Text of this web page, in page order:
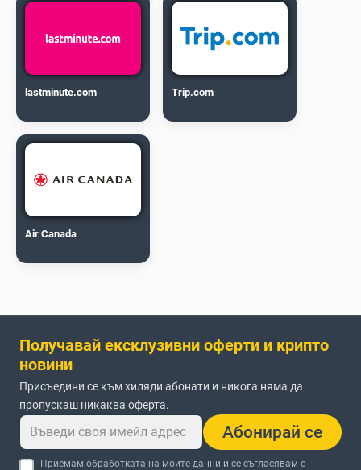
lastminute.com Trip.com
Air Canada
Получавай ексклузивни оферти и крипто
новини
Присъедини се към хиляди абонати и никога няма да
пропускаш никаква оферта.
Абонирай се
Приемам обработката на моите данни и се съгласявам с